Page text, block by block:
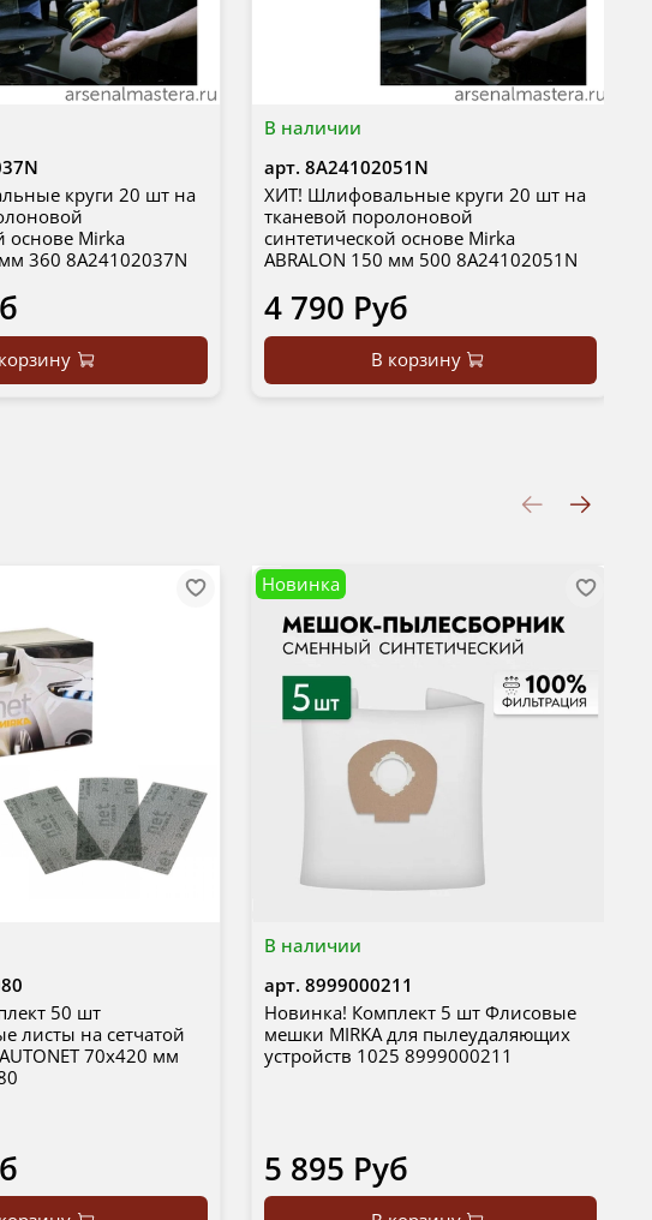
круги 20 шт на
основе Mirka
360 8A24102037N
В наличии
арт. 8A24102051N
ХИТ! Шлифовальные круги 20 шт на
тканевой поролоновой
синтетической основе Mirka
ABRALON 150 мм 500 8A24102051N
4 790 Руб
В корзину
50 шт
листы на сетчатой
70х420 мм
В наличии
Новинка
арт. 8999000211
Новинка! Комплект 5 шт Флисовые
мешки MIRKA для пылеудаляющих
устройств 1025 8999000211
5 895 Руб